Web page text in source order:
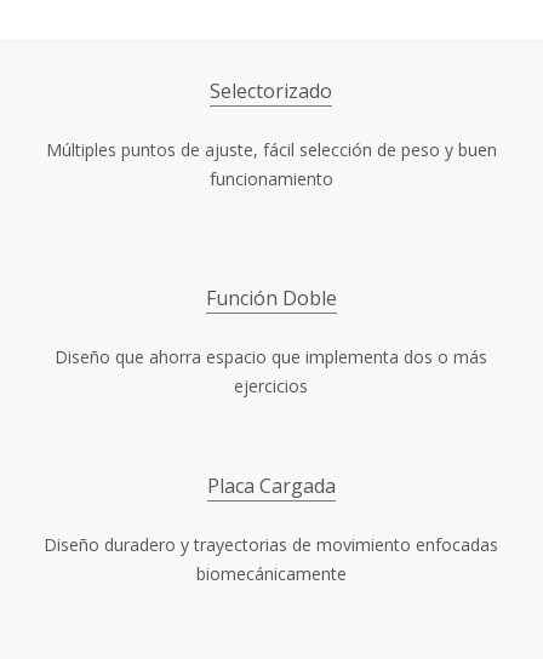
Selectorizado
Múltiples puntos de ajuste, fácil selección de peso y buen
funcionamiento
Función Doble
Diseño que ahorra espacio que implementa dos o más
ejercicios
Placa Cargada
Diseño duradero y trayectorias de movimiento enfocadas
biomecánicamente